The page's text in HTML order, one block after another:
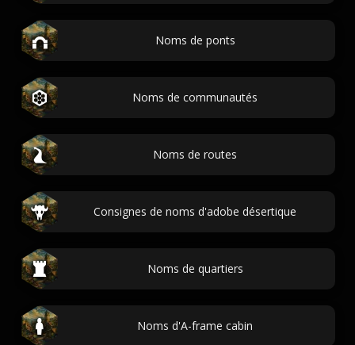
Noms de ponts
Noms de communautés
Noms de routes
Consignes de noms d'adobe désertique
Noms de quartiers
Noms d'A-frame cabin